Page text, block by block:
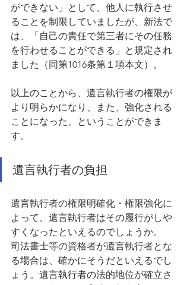
ができない」として、他人に執行させ
ることを制限していましたが、新法で
は、「自己の責任で第三者にその任務
を行わせることができる」と規定され
ました（同第1016条第１項本文）。
以上のことから、遺言執行者の権限が
より明らかになり、また、強化される
ことになった、ということができま
す。
遺言執行者の負担
遺言執行者の権限明確化・権限強化に
よって、遺言執行者はその履行がしや
すくなったといえるのでしょうか。
司法書士等の資格者が遺言執行者とな
る場合は、確かにそうだといえるでし
ょう。遺言執行者の法的地位が確立さ